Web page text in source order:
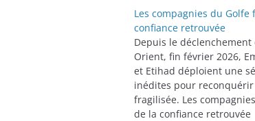
Les compagnies du Golfe
confiance retrouvée
Depuis le
Orient, fin février 2026,
et Etihad déploient une
inédites pour
fragilisée. Les
de la confiance retrouvée